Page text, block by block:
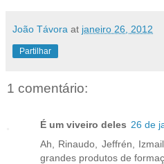
João Távora at janeiro 26, 2012
Partilhar
1 comentário:
É um viveiro deles 26 de
Ah, Rinaudo, Jeffrén,
grandes produtos de